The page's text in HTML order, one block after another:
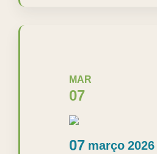
MAR
07
07 março 2026